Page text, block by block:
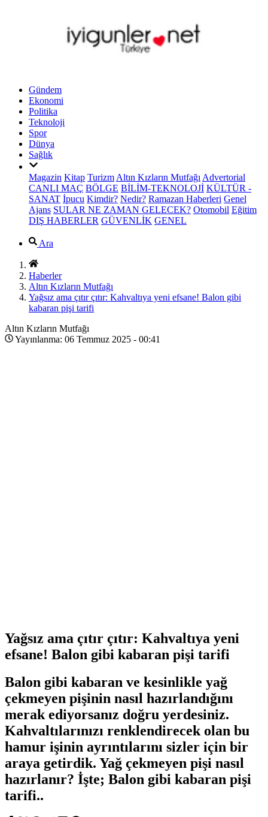
Gündem
Ekonomi
Politika
Teknoloji
Spor
Dünya
Sağlık
Magazin Kitap Turizm Altın Kızların Mutfağı Advertorial
CANLI MAÇ BÖLGE BİLİM-TEKNOLOJİ KÜLTÜR -
SANAT İpucu Kimdir? Nedir? Ramazan Haberleri Genel
Ajans SULAR NE ZAMAN GELECEK? Otomobil Eğitim
DIŞ HABERLER GÜVENLİK GENEL
Ara
Haberler
Altın Kızların Mutfağı
Yağsız ama çıtır çıtır: Kahvaltıya yeni efsane! Balon gibi
kabaran pişi tarifi
Altın Kızların Mutfağı
Yayınlanma: 06 Temmuz 2025 - 00:41
Yağsız ama çıtır çıtır: Kahvaltıya yeni
efsane! Balon gibi kabaran pişi tarifi
Balon gibi kabaran ve kesinlikle yağ
çekmeyen pişinin nasıl hazırlandığını
merak ediyorsanız doğru yerdesiniz.
Kahvaltılarınızı renklendirecek olan bu
hamur işinin ayrıntılarını sizler için bir
araya getirdik. Yağ çekmeyen pişi nasıl
hazırlanır? İşte; Balon gibi kabaran pişi
tarifi..